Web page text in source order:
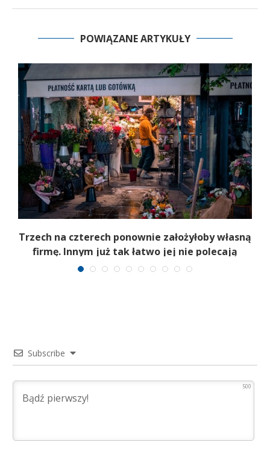
POWIĄZANE ARTYKUŁY
Trzech na czterech ponownie założyłoby własną
firmę. Innym już tak łatwo jej nie polecają
Subscribe
500